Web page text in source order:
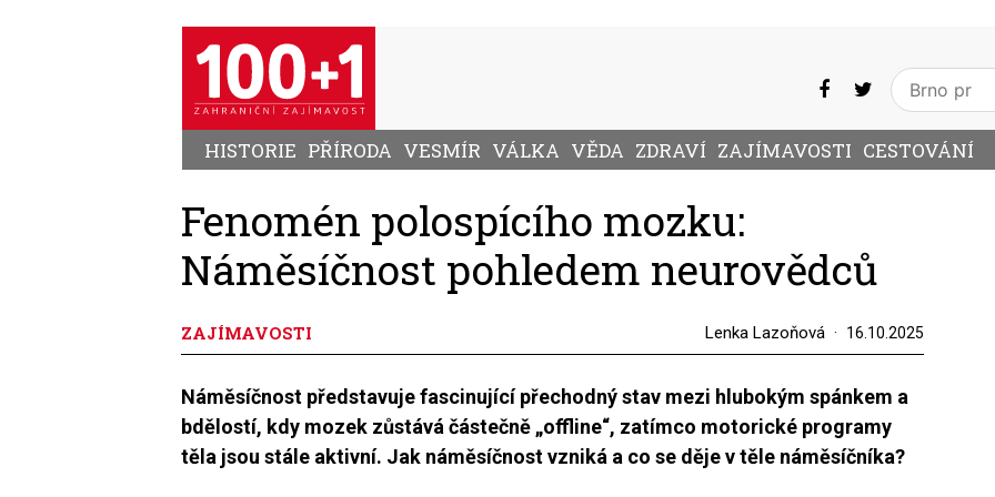
HISTORIE PŘÍRODA VESMÍR VÁLKA VĚDA ZDRAVÍ ZAJÍMAVOSTI CESTOVÁNÍ
Fenomén polospícího mozku:
Náměsíčnost pohledem neurovědců
ZAJÍMAVOSTI Lenka Lazoňová 16.10.2025
Náměsíčnost představuje fascinující přechodný stav mezi hlubokým spánkem a
bdělostí, kdy mozek zůstává částečně „offline“, zatímco motorické programy
těla jsou stále aktivní. Jak náměsíčnost vzniká a co se děje v těle náměsíčníka?